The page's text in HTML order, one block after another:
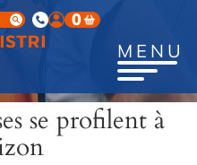
0
MENU
se profilent à